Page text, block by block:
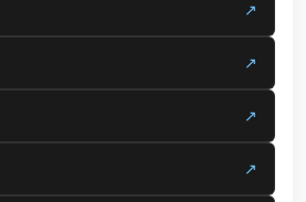
↗
↗
↗
↗